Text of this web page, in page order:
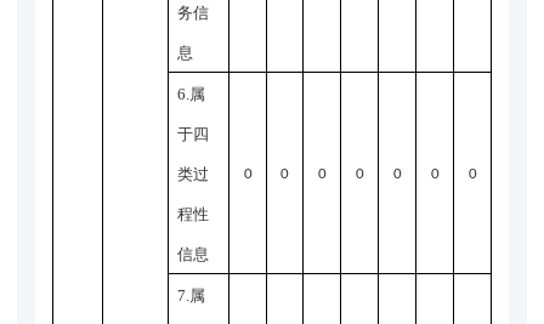
务信
息
6.属
于四
类过
程性
信息
0 0 0 0 0 0 0
7.属